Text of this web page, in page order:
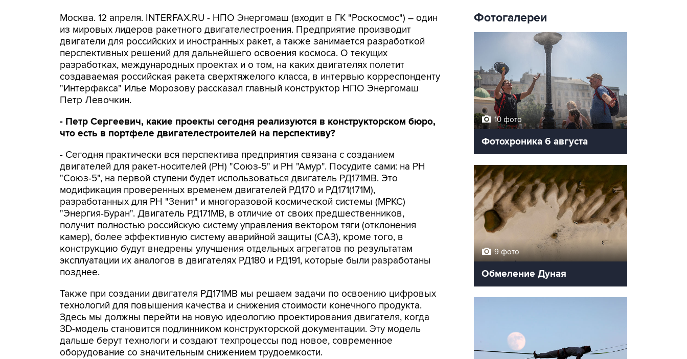
Москва. 12 апреля. INTERFAX.RU - НПО Энергомаш (входит в ГК "Роскосмос") – один
из мировых лидеров ракетного двигателестроения. Предприятие производит
двигатели для российских и иностранных ракет, а также занимается разработкой
перспективных решений для дальнейшего освоения космоса. О текущих
разработках, международных проектах и о том, на каких двигателях полетит
создаваемая российская ракета сверхтяжелого класса, в интервью корреспонденту
"Интерфакса" Илье Морозову рассказал главный конструктор НПО Энергомаш
Петр Левочкин.
- Петр Сергеевич, какие проекты сегодня реализуются в конструкторском бюро,
что есть в портфеле двигателестроителей на перспективу?
- Сегодня практически вся перспектива предприятия связана с созданием
двигателей для ракет-носителей (РН) "Союз-5" и РН "Амур". Посудите сами: на РН
"Союз-5", на первой ступени будет использоваться двигатель РД171МВ. Это
модификация проверенных временем двигателей РД170 и РД171(171М),
разработанных для РН "Зенит" и многоразовой космической системы (МРКС)
"Энергия-Буран". Двигатель РД171МВ, в отличие от своих предшественников,
получит полностью российскую систему управления вектором тяги (отклонения
камер), более эффективную систему аварийной защиты (САЗ), кроме того, в
конструкцию будут внедрены улучшения отдельных агрегатов по результатам
эксплуатации их аналогов в двигателях РД180 и РД191, которые были разработаны
позднее.
Также при создании двигателя РД171МВ мы решаем задачи по освоению цифровых
технологий для повышения качества и снижения стоимости конечного продукта.
Здесь мы должны перейти на новую идеологию проектирования двигателя, когда
ЗD-модель становится подлинником конструкторской документации. Эту модель
дальше берут технологи и создают техпроцессы под новое, современное
оборудование со значительным снижением трудоемкости.
Фотогалереи
10 фото
Фотохроника 6 августа
9 фото
Обмеление Дуная